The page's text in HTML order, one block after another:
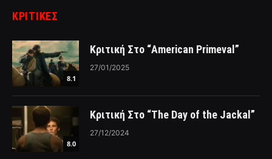
ΚΡΙΤΙΚΈΣ
8.1
Κριτική Στο “American Primeval”
27/01/2025
8.0
Κριτική Στο “The Day of the Jackal”
27/12/2024